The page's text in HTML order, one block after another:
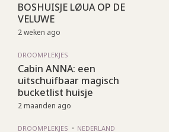
BOSHUISJE LØUA OP DE
VELUWE
2 weken ago
DROOMPLEKJES
Cabin ANNA: een
uitschuifbaar magisch
bucketlist huisje
2 maanden ago
DROOMPLEKJES NEDERLAND